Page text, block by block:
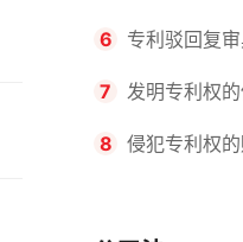
利的无效情形有
6 专利驳回复
哪些情况下专利
7 发明专利权
年？非专利发明
8 侵犯专利权